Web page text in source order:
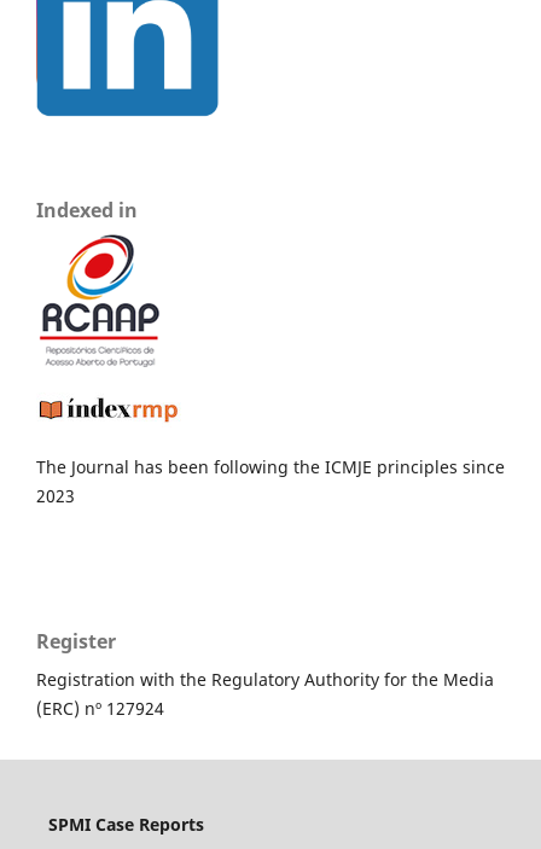
Indexed in
The Journal has been following the ICMJE principles since
2023
Register
Registration with the Regulatory Authority for the Media
(ERC) nº 127924
SPMI Case Reports